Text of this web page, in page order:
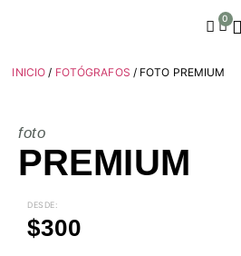
0
INICIO / FOTÓGRAFOS / FOTO PREMIUM
foto
PREMIUM
DESDE:
$300